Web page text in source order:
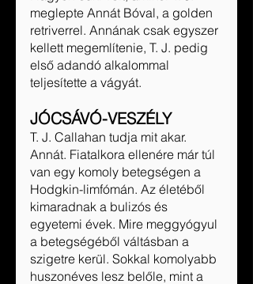
meglepte Annát Bóval, a golden
retriverrel. Annának csak egyszer
kellett megemlítenie, T. J. pedig
első adandó alkalommal
teljesítette a vágyát.
JÓCSÁVÓ-VESZÉLY
T. J. Callahan tudja mit akar.
Annát. Fiatalkora ellenére már túl
van egy komoly betegségen a
Hodgkin-limfómán. Az életéből
kimaradnak a bulizós és
egyetemi évek. Mire meggyógyul
a betegségéből váltásban a
szigetre kerül. Sokkal komolyabb
huszonéves lesz belőle, mint a